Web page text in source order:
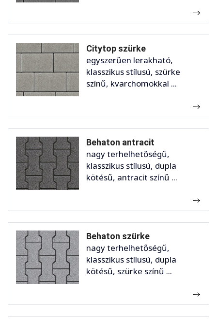
Citytop szürke
egyszerűen lerakható,
klasszikus stílusú, szürke
színű, kvarchomokkal ...
Behaton antracit
nagy terhelhetőségű,
klasszikus stílusú, dupla
kötésű, antracit színű ...
Behaton szürke
nagy terhelhetőségű,
klasszikus stílusú, dupla
kötésű, szürke színű ...